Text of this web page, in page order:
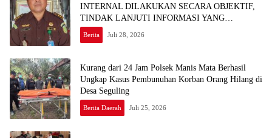
INTERNAL DILAKUKAN SECARA OBJEKTIF,
TINDAK LANJUTI INFORMASI YANG
BEREDAR TERKAIT DUGAAN
KETERLIBATAN PEGAWAI KEJARI SEKADAU
Berita Juli 28, 2026
Kurang dari 24 Jam Polsek Manis Mata Berhasil
Ungkap Kasus Pembunuhan Korban Orang Hilang di
Desa Seguling
Berita Daerah Juli 25, 2026